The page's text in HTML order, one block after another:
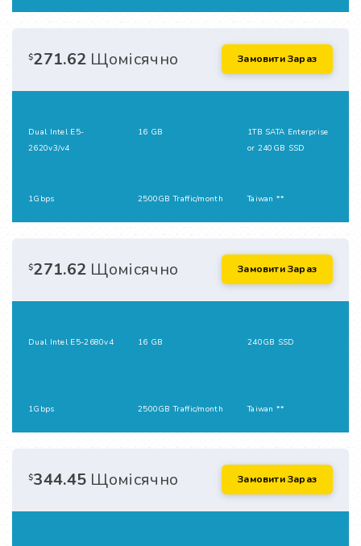
$271.62 Щомісячно Замовити Зараз
Dual Intel E5-
2620v3/v4
16 GB
1TB SATA Enterprise
or 240GB SSD
1Gbps 2500GB Traffic/month Taiwan **
$271.62 Щомісячно Замовити Зараз
Dual Intel E5-2680v4 16 GB 240GB SSD
1Gbps 2500GB Traffic/month Taiwan **
$344.45 Щомісячно Замовити Зараз